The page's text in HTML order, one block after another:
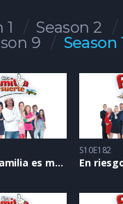
1 Season 2
9
Season
Todo en familia es mejor
S10E182
En